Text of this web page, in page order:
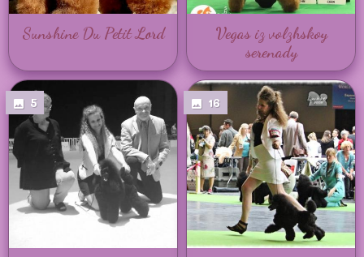
Sunshine Du Petit Lord
Vegas iz volzhskoy
serenady
5 16